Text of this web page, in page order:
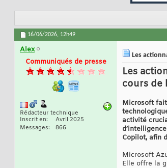
16/06/2026, 12h49
Alex
Communiqués de presse
Rédacteur technique
Inscrit en
Avril 2025
Messages
866
Les
Les
cours de
Microsoft
activité
Copilot, afin
Microsoft
Elle offre la